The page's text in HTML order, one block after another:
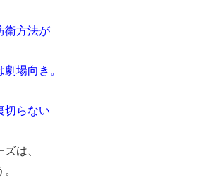
衛方法が
場向き。
切らない
は、